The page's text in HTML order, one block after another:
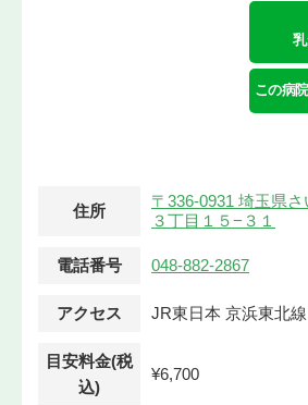
この病
住所
〒336-0931 埼玉県
３丁目１５−３１
電話番号 048-882-2867
アクセス JR東日本 京浜東北
目安料金(税
込)
¥6,700